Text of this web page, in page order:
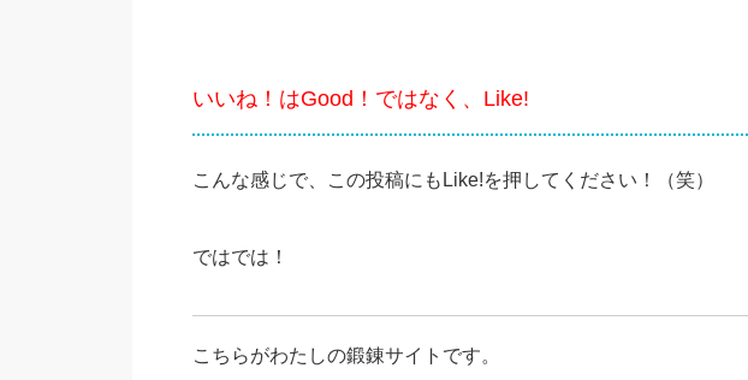
いいね！はGood！ではなく、Like!
こんな感じで、この投稿にもLike!を押してください！（笑）
ではでは！
こちらがわたしの鍛錬サイトです。